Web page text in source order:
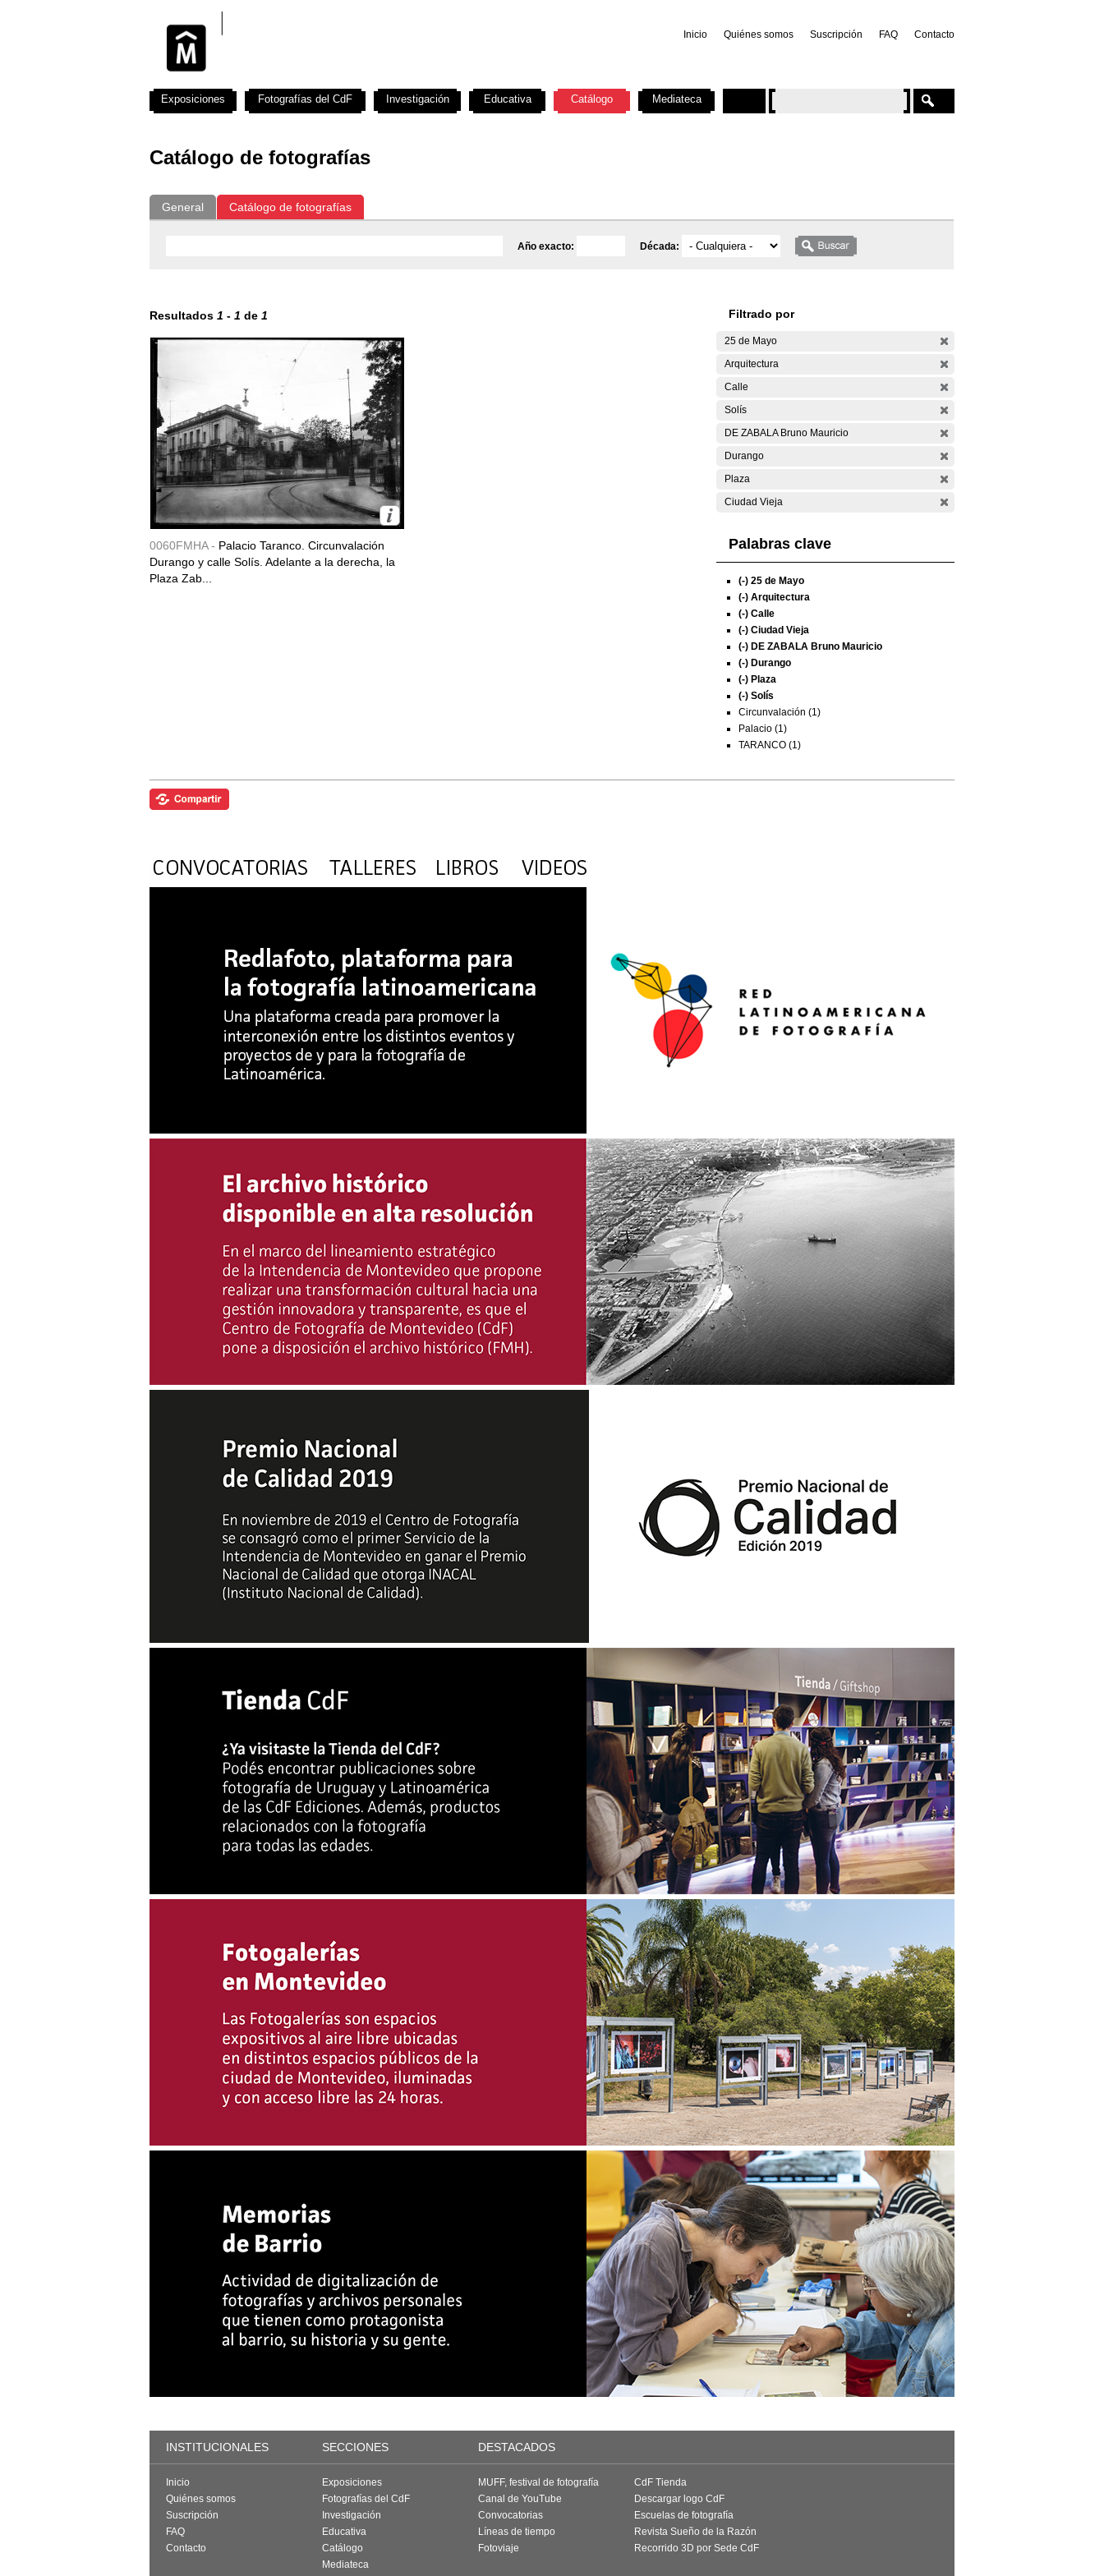
Inicio Quiénes somos Suscripción FAQ Contacto
Catálogo de fotografías
General Catálogo de fotografías
Año exacto: Década:
Resultados 1 - 1 de 1
0060FMHA - Palacio Taranco. Circunvalación
Durango y calle Solís. Adelante a la derecha, la
Plaza Zab...
Filtrado por
25 de Mayo
Arquitectura
Calle
Solís
DE ZABALA Bruno Mauricio
Durango
Plaza
Ciudad Vieja
Palabras clave
(-) 25 de Mayo
(-) Arquitectura
(-) Calle
(-) Ciudad Vieja
(-) DE ZABALA Bruno Mauricio
(-) Durango
(-) Plaza
(-) Solís
Circunvalación (1)
Palacio (1)
TARANCO (1)
Exposiciones Fotografías del CdF Investigación Educativa Catálogo Mediateca
INSTITUCIONALES SECCIONES DESTACADOS
Inicio
Quiénes somos
Suscripción
FAQ
Contacto
Exposiciones
Fotografías del CdF
Investigación
Educativa
Catálogo
Mediateca
MUFF, festival de fotografía
Canal de YouTube
Convocatorias
Líneas de tiempo
Fotoviaje
CdF Tienda
Descargar logo CdF
Escuelas de fotografía
Revista Sueño de la Razón
Recorrido 3D por Sede CdF